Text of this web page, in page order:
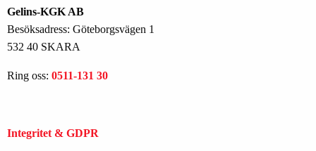
Gelins-KGK AB
Besöksadress: Göteborgsvägen 1
532 40 SKARA
Ring oss: 0511-131 30
Integritet & GDPR